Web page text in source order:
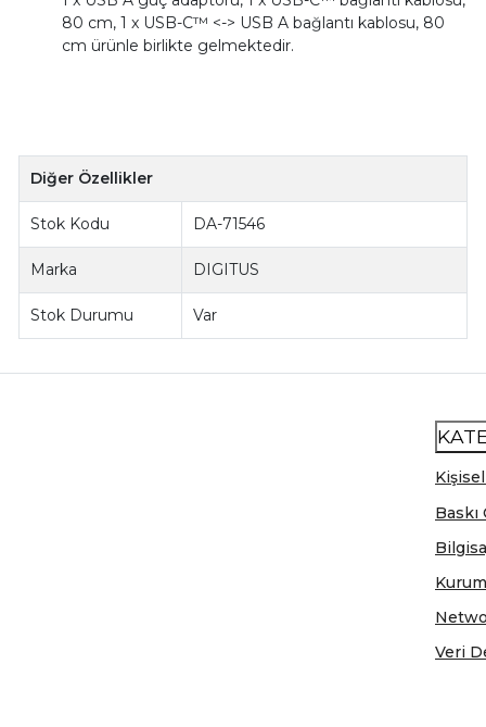
80 cm, 1 x USB-C™ <-> USB A bağlantı kablosu, 80
cm ürünle birlikte gelmektedir.
Diğer Özellikler
Stok Kodu DA-71546
Marka DIGITUS
Stok Durumu Var
Veri